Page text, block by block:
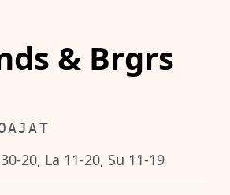
& Brgrs
20, La 11-20, Su 11-19